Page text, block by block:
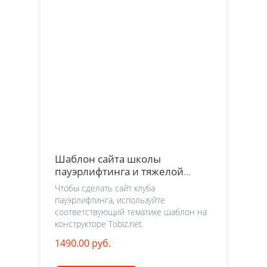
Шаблон сайта школы
пауэрлифтинга и тяжелой
атлетики
Чтобы сделать сайт клуба
пауэрлифтинга, используйте
соответствующий тематике шаблон на
конструкторе Tobiz.net.
1490.00 руб.